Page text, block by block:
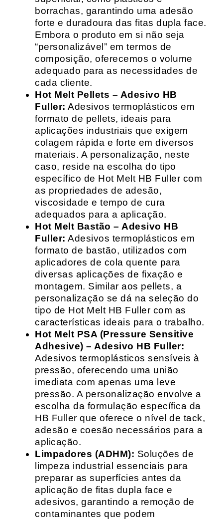
borrachas, garantindo uma adesão
forte e duradoura das fitas dupla face.
Embora o produto em si não seja
“personalizável” em termos de
composição, oferecemos o volume
adequado para as necessidades de
cada cliente.
Hot Melt Pellets – Adesivo HB
Fuller: Adesivos termoplásticos em
formato de pellets, ideais para
aplicações industriais que exigem
colagem rápida e forte em diversos
materiais. A personalização, neste
caso, reside na escolha do tipo
específico de Hot Melt HB Fuller com
as propriedades de adesão,
viscosidade e tempo de cura
adequados para a aplicação.
Hot Melt Bastão – Adesivo HB
Fuller: Adesivos termoplásticos em
formato de bastão, utilizados com
aplicadores de cola quente para
diversas aplicações de fixação e
montagem. Similar aos pellets, a
personalização se dá na seleção do
tipo de Hot Melt HB Fuller com as
características ideais para o trabalho.
Hot Melt PSA (Pressure Sensitive
Adhesive) – Adesivo HB Fuller:
Adesivos termoplásticos sensíveis à
pressão, oferecendo uma união
imediata com apenas uma leve
pressão. A personalização envolve a
escolha da formulação específica da
HB Fuller que oferece o nível de tack,
adesão e coesão necessários para a
aplicação.
Limpadores (ADHM): Soluções de
limpeza industrial essenciais para
preparar as superfícies antes da
aplicação de fitas dupla face e
adesivos, garantindo a remoção de
contaminantes que podem